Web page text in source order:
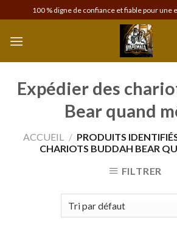
to
content
100 % digne de confiance et fiable pour une
Expédier des
Bear quand
ACCUEIL / PRODUITS
CHARIOTS BUDDAH BEAR
FILTRER